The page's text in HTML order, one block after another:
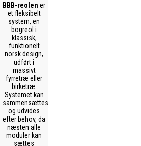
BBB-reolen er
et fleksibelt
system, en
bogreol i
klassisk,
funktionelt
norsk design,
udført i
massivt
fyrretræ eller
birketræ.
Systemet kan
sammensættes
og udvides
efter behov, da
næsten alle
moduler kan
sættes